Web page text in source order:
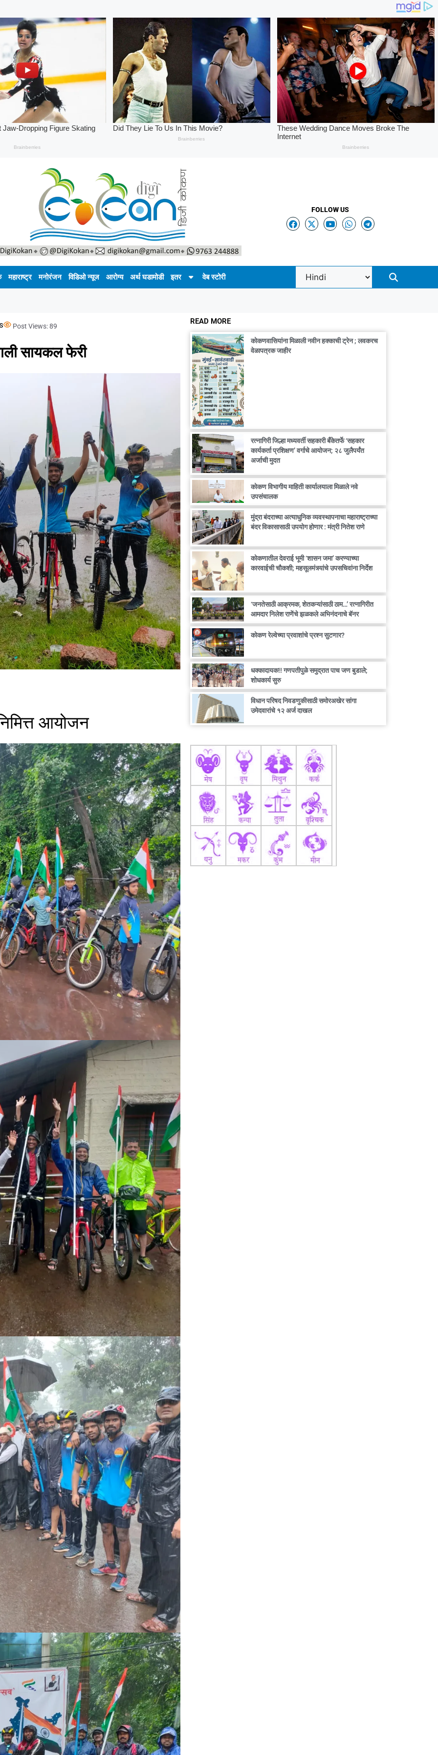
FOLLOW US
महाराष्ट्र मनोरंजन विडिओ न्यूज आरोग्य अर्थ घडामोडी इतर वेब स्टोरी
Post Views:89
सायकल फेरी
आयोजन
READ MORE
कोकणवासियांना मिळाली नवीन हक्काची ट्रेन ; लवकरच
वेळापत्रक जाहीर
रत्नागिरी जिल्हा मध्यवर्ती सहकारी बँकेतर्फे ‘सहकार
कार्यकर्ता प्रशिक्षण’ वर्गाचे आयोजन; २८ जुलैपर्यंत
अर्जाची मुदत
कोकण विभागीय माहिती कार्यालयाला मिळाले नवे
उपसंचालक
मुंद्रा बंदराच्या अत्याधुनिक व्यवस्थापनाचा महाराष्ट्राच्या
बंदर विकासासाठी उपयोग होणार : मंत्री नितेश राणे
कोकणातील देवराई भूमी ‘शासन जमा’ करण्याच्या
कारवाईची चौकशी; महसूलमंत्र्यांचे उपसचिवांना निर्देश
‘जनतेसाठी आक्रमक, शेतकऱ्यांसाठी ठाम…’ रत्नागिरीत
आमदार निलेश राणेंचे झळकले अभिनंदनाचे बॅनर
कोकण रेल्वेच्या प्रवाशांचे प्रश्न सुटणार?
धक्कादायक!! गणपतीपुळे समुद्रात पाच जण बुडाले;
शोधकार्य सुरु
विधान परिषद निवडणुकीसाठी समोरअखेर सांगा
उमेदवारांचे १२ अर्ज दाखल